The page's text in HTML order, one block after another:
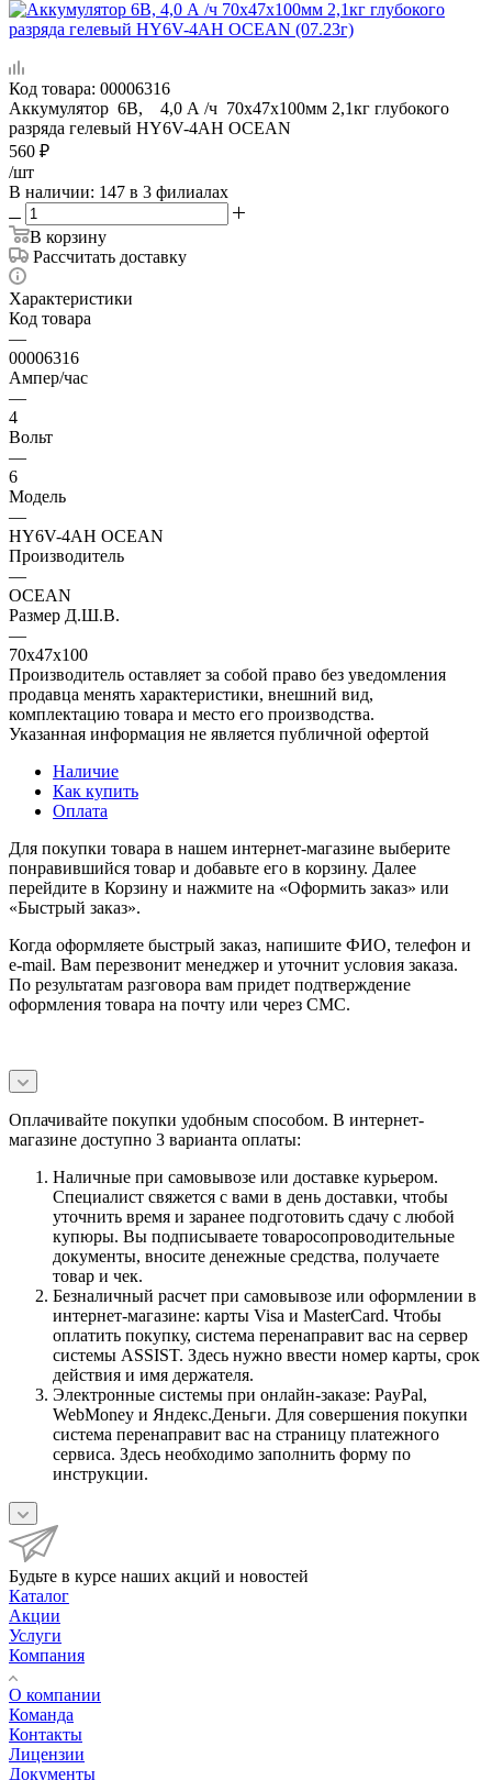
Код товара: 00006316
Аккумулятор 6В, 4,0 А /ч 70х47х100мм 2,1кг глубокого
разряда гелевый HY6V-4AH OCEAN
560 ₽
/шт
В наличии: 147 в 3 филиалах
В корзину
Рассчитать доставку
Характеристики
Код товара
—
00006316
Ампер/час
—
4
Вольт
—
6
Модель
—
HY6V-4AH OCEAN
Производитель
—
OCEAN
Размер Д.Ш.В.
—
70x47x100
Производитель оставляет за собой право без уведомления
продавца менять характеристики, внешний вид,
комплектацию товара и место его производства.
Указанная информация не является публичной офертой
Наличие
Как купить
Оплата
Для покупки товара в нашем интернет-магазине выберите
понравившийся товар и добавьте его в корзину. Далее
перейдите в Корзину и нажмите на «Оформить заказ» или
«Быстрый заказ».
Когда оформляете быстрый заказ, напишите ФИО, телефон и
e-mail. Вам перезвонит менеджер и уточнит условия заказа.
По результатам разговора вам придет подтверждение
оформления товара на почту или через СМС.
Оплачивайте покупки удобным способом. В интернет-
магазине доступно 3 варианта оплаты:
Наличные при самовывозе или доставке курьером.
Специалист свяжется с вами в день доставки, чтобы
уточнить время и заранее подготовить сдачу с любой
купюры. Вы подписываете товаросопроводительные
документы, вносите денежные средства, получаете
товар и чек.
Безналичный расчет при самовывозе или оформлении в
интернет-магазине: карты Visa и MasterCard. Чтобы
оплатить покупку, система перенаправит вас на сервер
системы ASSIST. Здесь нужно ввести номер карты, срок
действия и имя держателя.
Электронные системы при онлайн-заказе: PayPal,
WebMoney и Яндекс.Деньги. Для совершения покупки
система перенаправит вас на страницу платежного
сервиса. Здесь необходимо заполнить форму по
инструкции.
Будьте в курсе наших акций и новостей
Каталог
Акции
Услуги
Компания
О компании
Команда
Контакты
Лицензии
Документы